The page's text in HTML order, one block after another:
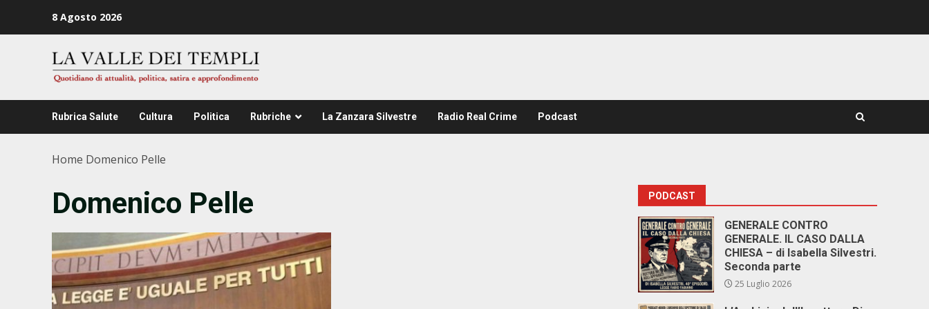
8 Agosto 2026
Rubrica Salute Cultura Politica Rubriche La Zanzara Silvestre Radio Real Crime Podcast
Home Domenico Pelle
Domenico Pelle PODCAST
GENERALE CONTRO
GENERALE. IL CASO DALLA
CHIESA – di Isabella Silvestri.
Seconda parte
25 Luglio 2026